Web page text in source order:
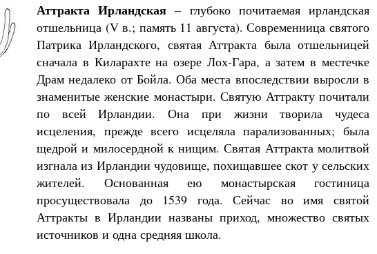
Аттракта Ирландская – глубоко почитаемая ирландская
отшельница (V в.; память 11 августа). Современница святого
Патрика Ирландского, святая Аттракта была отшельницей
сначала в Киларахте на озере Лох-Гара, а затем в местечке
Драм недалеко от Бойла. Оба места впоследствии выросли в
знаменитые женские монастыри. Святую Аттракту почитали
по всей Ирландии. Она при жизни творила чудеса
исцеления, прежде всего исцеляла парализованных; была
щедрой и милосердной к нищим. Святая Аттракта молитвой
изгнала из Ирландии чудовище, похищавшее скот у сельских
жителей. Основанная ею монастырская гостиница
просуществовала до 1539 года. Сейчас во имя святой
Аттракты в Ирландии названы приход, множество святых
источников и одна средняя школа.
Как найти своё место в жизни
Кирилл Мурышев
Великомученик Георгий Победоносец. Научись у
святого
Роман Котов